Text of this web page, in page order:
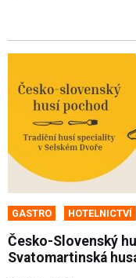
GASTRO HOTELNICTVÍ
Česko-Slovenský
Svatomartinská